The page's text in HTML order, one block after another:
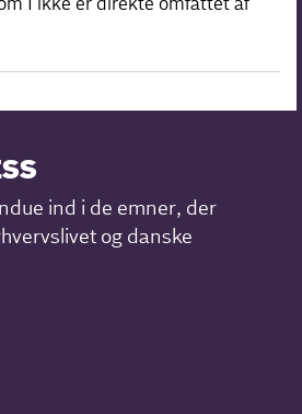
ind i de emner, der
og danske